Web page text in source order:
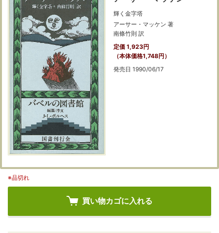
輝く金字塔
アーサー・マッケン 著
南條竹則 訳
定価 1,923円
（本体価格1,748円）
発売日 1990/06/17
※品切れ
買い物カゴに入れる